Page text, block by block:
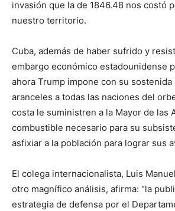
invasión que la de 1846.48 nos costó
nuestro territorio.
Cuba, además de haber sufrido y
embargo económico estadounidense
ahora Trump impone con su sostenida
aranceles a todas las naciones del
costa le suministren a la Mayor de las
combustible necesario para su
asfixiar a la población para lograr sus
El colega internacionalista, Luis
otro magnífico análisis, afirma: “la
estrategia de defensa por el